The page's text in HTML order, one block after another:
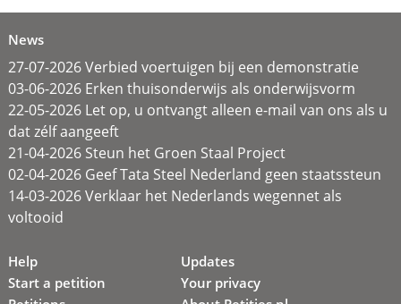
News
27-07-2026 Verbied voertuigen bij een demonstratie
03-06-2026 Erken thuisonderwijs als onderwijsvorm
22-05-2026 Let op, u ontvangt alleen e-mail van ons als u
dat zélf aangeeft
21-04-2026 Steun het Groen Staal Project
02-04-2026 Geef Tata Steel Nederland geen staatssteun
14-03-2026 Verklaar het Nederlands wegennet als
voltooid
Help
Start a petition
Updates
Your privacy